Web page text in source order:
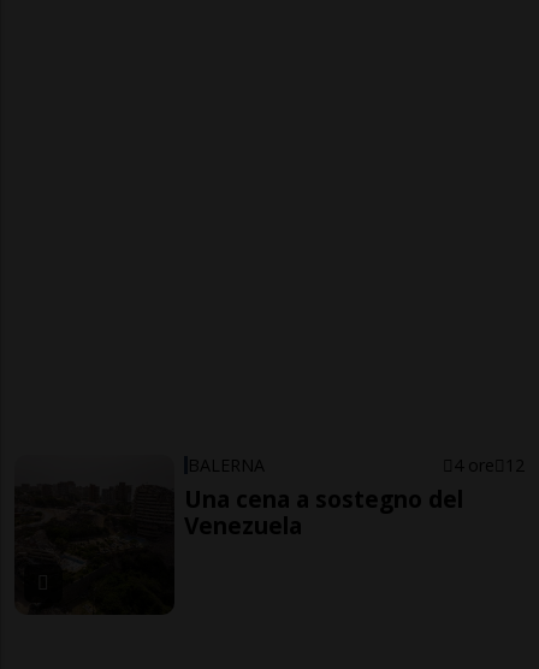
BALERNA 4 ore 12
Una cena a sostegno del
Venezuela